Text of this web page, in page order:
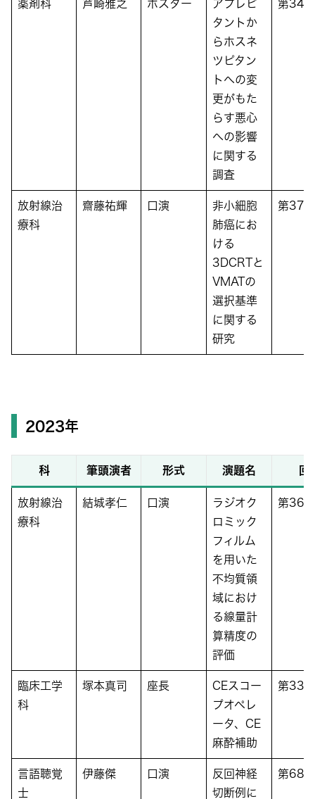
薬剤科 芦崎雅之 ポスター
アプレピ
タントか
らホスネ
ツピタン
トへの変
更がもた
らす悪心
への影響
に関する
調査
第34回
放射線治
療科
齋藤祐輝 口演
非小細胞
肺癌にお
ける
3DCRTと
VMATの
選択基準
に関する
研究
第37回
2023年
科 筆頭演者 形式 演題名 回
放射線治
療科
結城孝仁 口演
ラジオク
ロミック
フィルム
を用いた
不均質領
域におけ
る線量計
算精度の
評価
第36回
臨床工学
科
塚本真司 座長
CEスコー
プオペレ
ータ、CE
麻酔補助
第33回
言語聴覚
士
伊藤傑 口演
反回神経
切断例に
第68回